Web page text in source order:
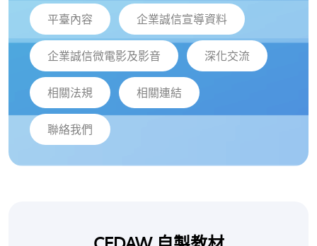
平臺內容 企業誠信宣導資料
企業誠信微電影及影音 深化交流
相關法規 相關連結
聯絡我們